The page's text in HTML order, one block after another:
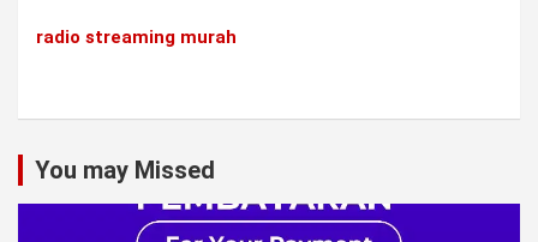
radio streaming murah
You may Missed